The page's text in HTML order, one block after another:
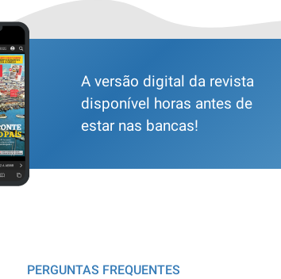
A versão digital da revista
disponível horas antes de
estar nas bancas!
PERGUNTAS FREQUENTES